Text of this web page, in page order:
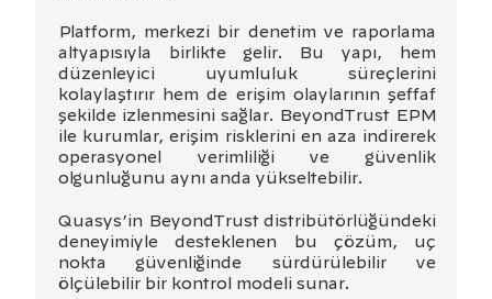
Platform, merkezi bir denetim ve raporlama
altyapısıyla birlikte gelir. Bu yapı, hem
düzenleyici uyumluluk süreçlerini
kolaylaştırır hem de erişim olaylarının şeffaf
şekilde izlenmesini sağlar. BeyondTrust EPM
ile kurumlar, erişim risklerini en aza indirerek
operasyonel verimliliği ve güvenlik
olgunluğunu aynı anda yükseltebilir.
Quasys’in BeyondTrust distribütörlüğündeki
deneyimiyle desteklenen bu çözüm, uç
nokta güvenliğinde sürdürülebilir ve
ölçülebilir bir kontrol modeli sunar.